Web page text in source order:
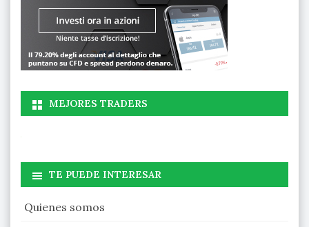
MEJORES TRADERS
TE PUEDE INTERESAR
Quienes somos